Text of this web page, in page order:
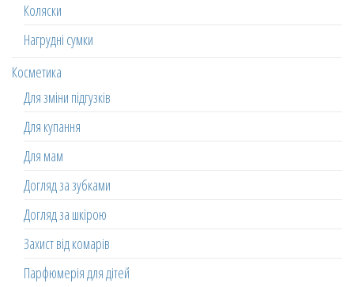
Коляски
Нагрудні сумки
Косметика
Для зміни підгузків
Для купання
Для мам
Догляд за зубками
Догляд за шкірою
Захист від комарів
Парфюмерія для дітей